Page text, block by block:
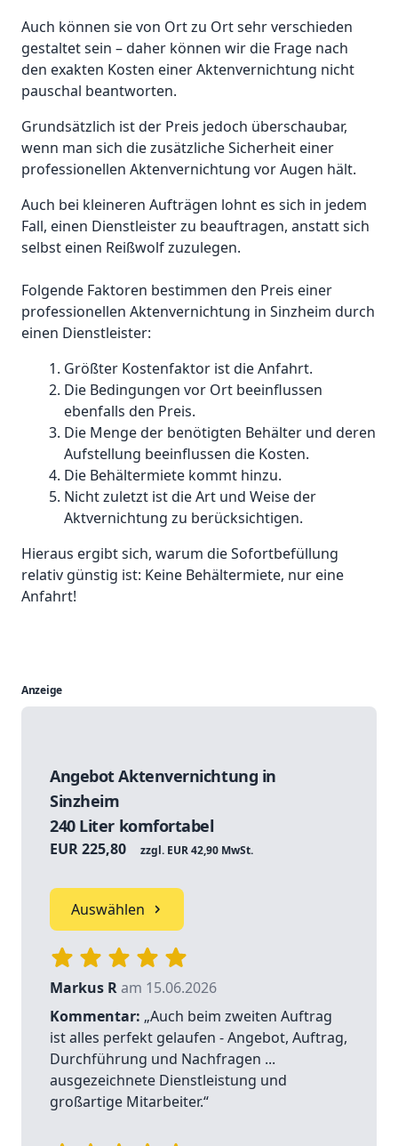
Auch können sie von Ort zu Ort sehr verschieden
gestaltet sein – daher können wir die Frage nach
den exakten Kosten einer Aktenvernichtung nicht
pauschal beantworten.
Grundsätzlich ist der Preis jedoch überschaubar,
wenn man sich die zusätzliche Sicherheit einer
professionellen Aktenvernichtung vor Augen hält.
Auch bei kleineren Aufträgen lohnt es sich in jedem
Fall, einen Dienstleister zu beauftragen, anstatt sich
selbst einen Reißwolf zuzulegen.
Folgende Faktoren bestimmen den Preis einer
professionellen Aktenvernichtung in Sinzheim durch
einen Dienstleister:
Größter Kostenfaktor ist die Anfahrt.
Die Bedingungen vor Ort beeinflussen
ebenfalls den Preis.
Die Menge der benötigten Behälter und deren
Aufstellung beeinflussen die Kosten.
Die Behältermiete kommt hinzu.
Nicht zuletzt ist die Art und Weise der
Aktvernichtung zu berücksichtigen.
Hieraus ergibt sich, warum die Sofortbefüllung
relativ günstig ist: Keine Behältermiete, nur eine
Anfahrt!
Anzeige
Angebot Aktenvernichtung in
Sinzheim
240 Liter komfortabel
EUR 225,80 zzgl. EUR 42,90 MwSt.
Auswählen
Markus Ram 15.06.2026
Kommentar: „Auch beim zweiten Auftrag
ist alles perfekt gelaufen - Angebot, Auftrag,
Durchführung und Nachfragen ...
ausgezeichnete Dienstleistung und
großartige Mitarbeiter.“